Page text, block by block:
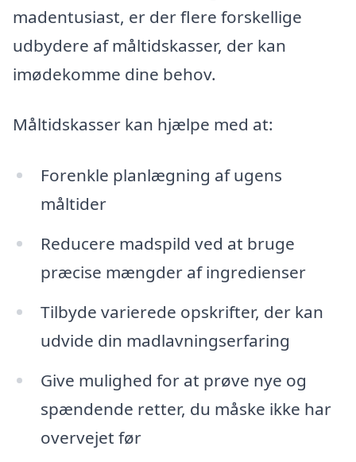
madentusiast, er der flere forskellige
udbydere af måltidskasser, der kan
imødekomme dine behov.
Måltidskasser kan hjælpe med at:
Forenkle planlægning af ugens
måltider
Reducere madspild ved at bruge
præcise mængder af ingredienser
Tilbyde varierede opskrifter, der kan
udvide din madlavningserfaring
Give mulighed for at prøve nye og
spændende retter, du måske ikke har
overvejet før